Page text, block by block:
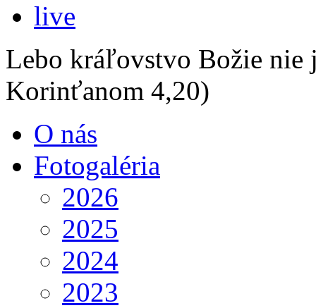
live
Lebo kráľovstvo Božie
Korinťanom 4,20)
O nás
Fotogaléria
2026
2025
2024
2023